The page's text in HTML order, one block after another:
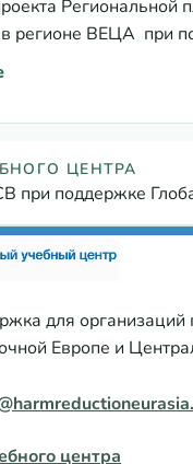
регионе ВЕЦА при
поддержки ГФ:
ЦЕНТРА
при поддержке
для организаций
Европе и
центра